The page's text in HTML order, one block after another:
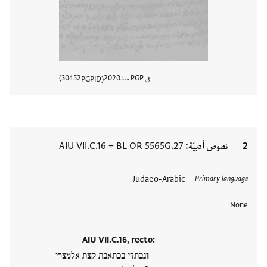
في PGP منذ 2020
PGPID
30452
2 نصوص أدبيّة BL OR 5565G.27
+
AIU VII.C.16
Primary language
Judaeo-Arabic
None
AIU VII.C.16, recto:
נבתדי בכתאבת קצת אלמצרי
العلامات